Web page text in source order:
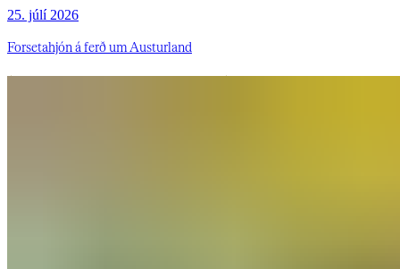
25. júlí 2026
Forsetahjón á ferð um Austurland